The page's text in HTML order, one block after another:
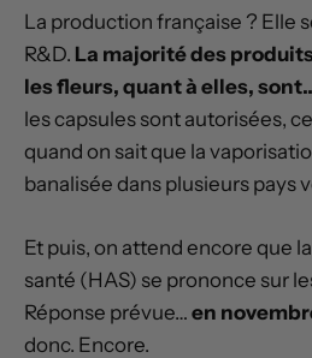
La production française ? Elle
R&D. La majorité des
les fleurs, quant à elles,
les capsules sont autorisées,
quand on sait que la
banalisée dans plusieurs pays
Et puis, on attend encore que
santé (HAS) se prononce sur
Réponse prévue… en
donc. Encore.